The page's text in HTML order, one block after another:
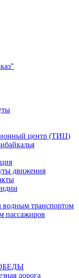
центр (ТИЦ)
движения
водным транспортом
пассажиров
дорога